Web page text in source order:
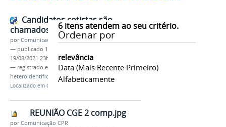
6itens atendem ao seu critério.
Ordenar por
relevância
Data (mais Recente Primeiro)
Alfabeticamente
Candidatos cotistas são
chamados para entrevistas
porComunicação CPR
— publicado 19/08/2021
19/08/2021 23h25
— registrado em:
cota,cursos técnicos,
heteroidentificação, campus Parintins ,
Localizado em CAMPUS
REUNIÃO CGE 2 comp.jpg
porComunicação CPR